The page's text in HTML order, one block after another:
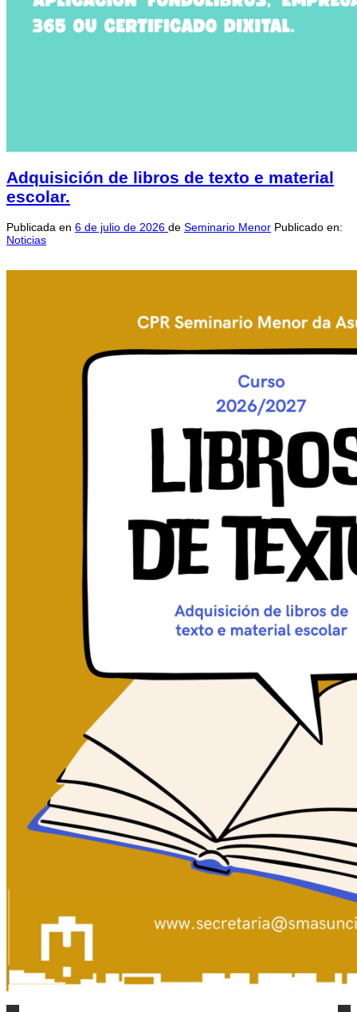
Adquisición de libros de texto e material
escolar.
Publicada en 6 de julio de 2026 de Seminario Menor Publicado en:
Noticias